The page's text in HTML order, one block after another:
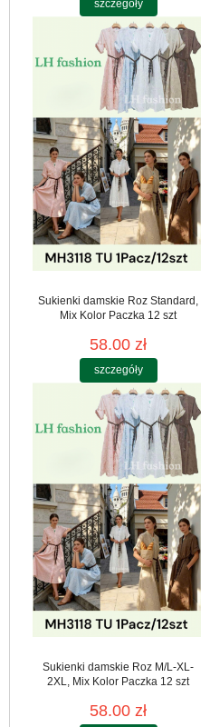
szczegóły
Sukienki damskie Roz Standard,
Mix Kolor Paczka 12 szt
58.00 zł
szczegóły
Sukienki damskie Roz M/L-XL-
2XL, Mix Kolor Paczka 12 szt
58.00 zł